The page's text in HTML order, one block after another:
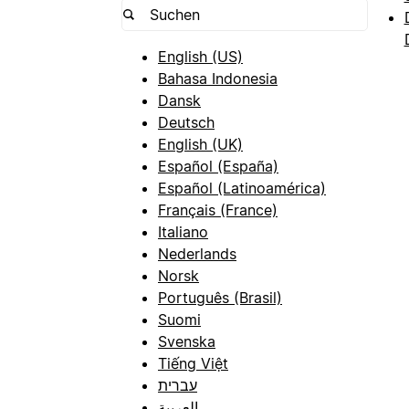
English (US)
Bahasa Indonesia
Dansk
Deutsch
English (UK)
Español (España)
Español (Latinoamérica)
Français (France)
Italiano
Nederlands
Norsk
Português (Brasil)
Suomi
Svenska
Tiếng Việt
עברית